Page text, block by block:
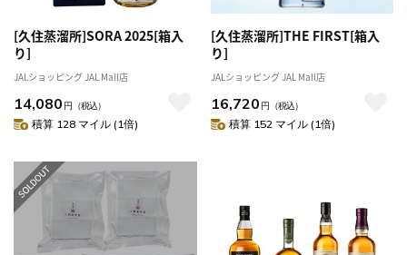
[久住蒸溜所]SORA 2025[箱入
り]
JALショッピング JAL Mall店
14,080 円 （税込）
積算 128 マイル (1倍)
[久住蒸溜所]THE FIRST[箱入
り]
JALショッピング JAL Mall店
16,720 円 （税込）
積算 152 マイル (1倍)